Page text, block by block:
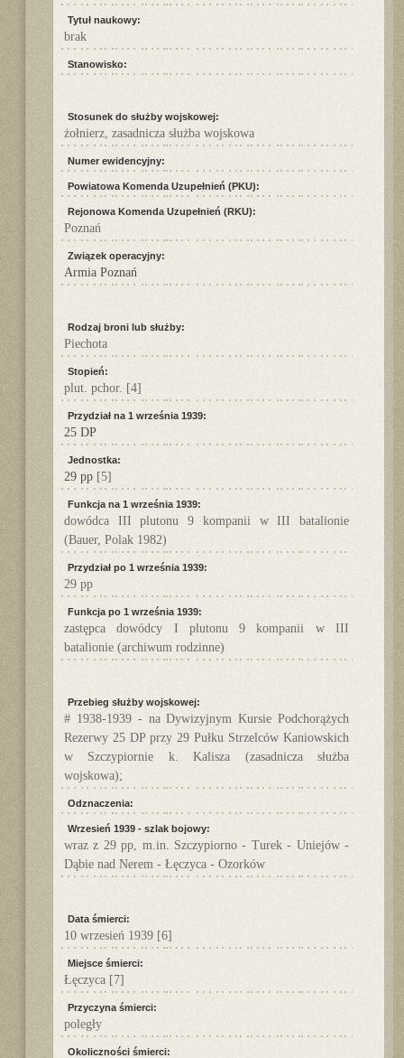
Tytuł naukowy:
brak
Stanowisko:
Stosunek do służby wojskowej:
żołnierz, zasadnicza służba wojskowa
Numer ewidencyjny:
Powiatowa Komenda Uzupełnień (PKU):
Rejonowa Komenda Uzupełnień (RKU):
Poznań
Związek operacyjny:
Armia Poznań
Rodzaj broni lub służby:
Piechota
Stopień:
plut. pchor. [4]
Przydział na 1 września 1939:
25 DP
Jednostka:
29 pp [5]
Funkcja na 1 września 1939:
dowódca III plutonu 9 kompanii w III batalionie
(Bauer, Polak 1982)
Przydział po 1 września 1939:
29 pp
Funkcja po 1 września 1939:
zastępca dowódcy I plutonu 9 kompanii w III
batalionie (archiwum rodzinne)
Przebieg służby wojskowej:
# 1938-1939 - na Dywizyjnym Kursie Podchorążych
Rezerwy 25 DP przy 29 Pułku Strzelców Kaniowskich
w Szczypiornie k. Kalisza (zasadnicza służba
wojskowa);
Odznaczenia:
Wrzesień 1939 - szlak bojowy:
wraz z 29 pp, m.in. Szczypiorno - Turek - Uniejów -
Dąbie nad Nerem - Łęczyca - Ozorków
Data śmierci:
10 wrzesień 1939 [6]
Miejsce śmierci:
Łęczyca [7]
Przyczyna śmierci:
poległy
Okoliczności śmierci: